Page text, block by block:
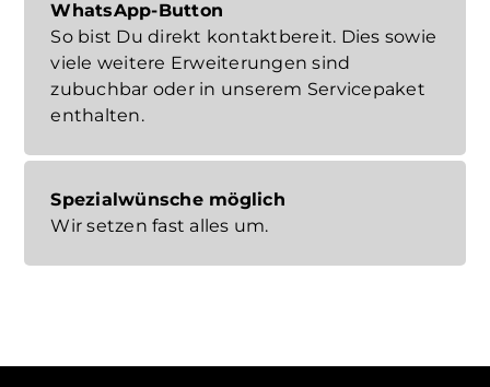
WhatsApp-Button
So bist Du direkt kontaktbereit. Dies sowie
viele weitere Erweiterungen sind
zubuchbar oder in unserem Servicepaket
enthalten.
Spezialwünsche möglich
Wir setzen fast alles um.